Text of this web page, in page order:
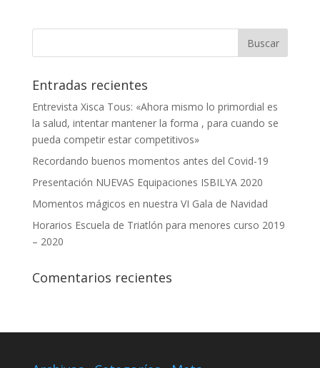
Entradas recientes
Entrevista Xisca Tous: «Ahora mismo lo primordial es
la salud, intentar mantener la forma , para cuando se
pueda competir estar competitivos»
Recordando buenos momentos antes del Covid-19
Presentación NUEVAS Equipaciones ISBILYA 2020
Momentos mágicos en nuestra VI Gala de Navidad
Horarios Escuela de Triatlón para menores curso 2019
– 2020
Comentarios recientes